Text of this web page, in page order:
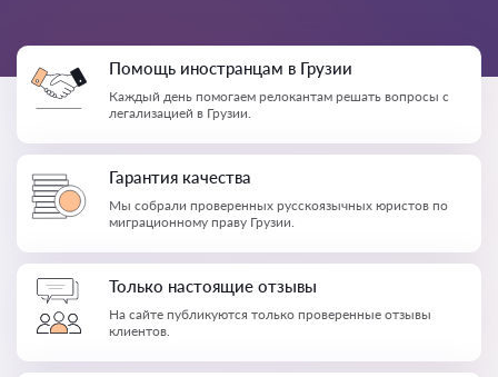
Помощь иностранцам в Грузии
Каждый день помогаем релокантам решать вопросы с
легализацией в Грузии.
Гарантия качества
Мы собрали проверенных русскоязычных юристов по
миграционному праву Грузии.
Только настоящие отзывы
На сайте публикуются только проверенные отзывы
клиентов.